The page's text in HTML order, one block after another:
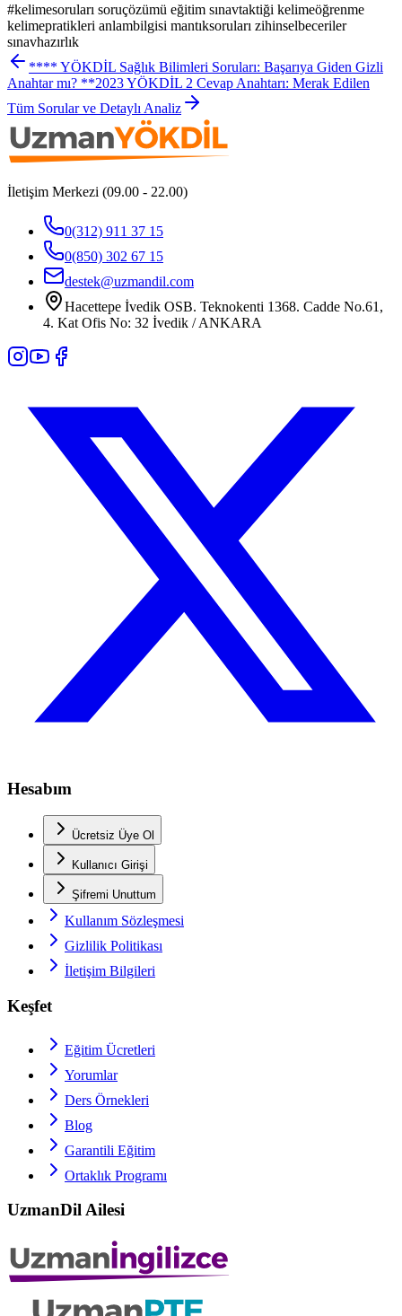
#kelimesoruları soruçözümü eğitim sınavtaktiği kelimeöğrenme
kelimepratikleri anlambilgisi mantıksoruları zihinselbeceriler
sınavhazırlık
**** YÖKDİL Sağlık Bilimleri Soruları: Başarıya Giden Gizli
Anahtar mı? **2023 YÖKDİL 2 Cevap Anahtarı: Merak Edilen
Tüm Sorular ve Detaylı Analiz
İletişim Merkezi (09.00 - 22.00)
0(312) 911 37 15
0(850) 302 67 15
destek@uzmandil.com
Hacettepe İvedik OSB. Teknokenti 1368. Cadde No.61,
4. Kat Ofis No: 32 İvedik / ANKARA
Hesabım
Ücretsiz Üye Ol
Kullanıcı Girişi
Şifremi Unuttum
Kullanım Sözleşmesi
Gizlilik Politikası
İletişim Bilgileri
Keşfet
Eğitim Ücretleri
Yorumlar
Ders Örnekleri
Blog
Garantili Eğitim
Ortaklık Programı
UzmanDil Ailesi